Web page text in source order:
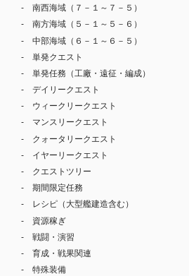
南西海域（７－１～７－５）
南方海域（５－１～５－６）
中部海域（６－１～６－５）
単発クエスト
単発任務（工廠・遠征・編成）
デイリークエスト
ウィークリークエスト
マンスリークエスト
クォータリークエスト
イヤーリークエスト
クエストツリー
期間限定任務
レシピ（大型艦建造含む）
資源稼ぎ
戦闘・演習
育成・戦果関連
特殊装備